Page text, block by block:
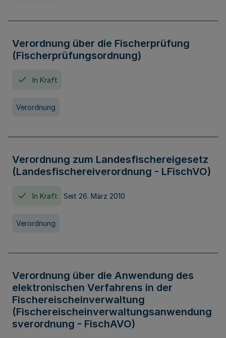
Verordnung über die Fischerprüfung
(Fischerprüfungsordnung)
In Kraft
Verordnung
Verordnung zum Landesfischereigesetz
(Landesfischereiverordnung - LFischVO)
In Kraft Seit 26. März 2010
Verordnung
Verordnung über die Anwendung des
elektronischen Verfahrens in der
Fischereischeinverwaltung
(Fischereischeinverwaltungsanwendung
sverordnung - FischAVO)